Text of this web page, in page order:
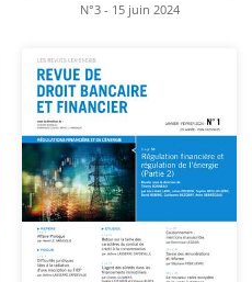
N°3 - 15 juin 2024